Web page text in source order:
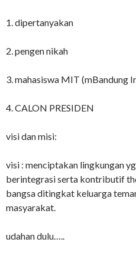
1. dipertanyakan
2. pengen nikah
3. mahasiswa MIT (mBandung
4. CALON PRESIDEN
visi dan misi:
visi : menciptakan lingkungan
berintegrasi serta kontributif
bangsa ditingkat keluarga
masyarakat.
udahan dulu…..